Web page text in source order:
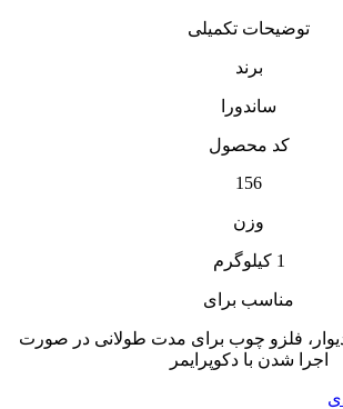
توضیحات تکمیلی
برند
ساندورا
کد محصول
156
وزن
1 کیلوگرم
مناسب برای
فلزو چوب براى مدت طولانى در صورت
اجرا شدن با دکوپرایمر